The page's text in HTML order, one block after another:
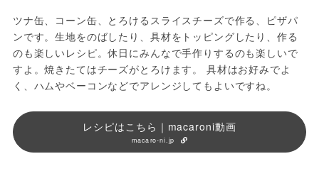
ツナ缶、コーン缶、とろけるスライスチーズで作る、ピザパ
ンです。生地をのばしたり、具材をトッピングしたり、作る
のも楽しいレシピ。休日にみんなで手作りするのも楽しいで
すよ。焼きたてはチーズがとろけます。 具材はお好みでよ
く、ハムやベーコンなどでアレンジしてもよいですね。
レシピはこちら｜macaroni動画
macaro-ni.jp